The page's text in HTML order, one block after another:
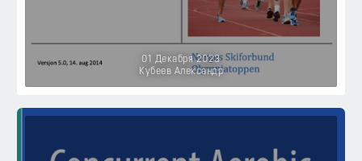
01 Декабря 2023
Кубеев Александр